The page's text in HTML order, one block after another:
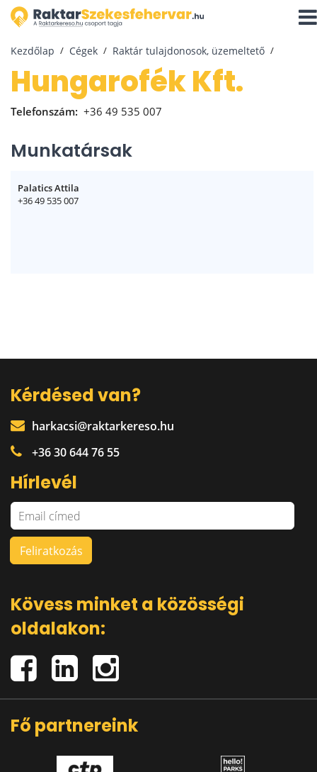
Kezdőlap Cégek Raktár tulajdonosok, üzemeltető
Hungarofék Kft.
Telefonszám: +36 49 535 007
Munkatársak
Palatics Attila
+36 49 535 007
Kérdésed van?
harkacsi@raktarkereso.hu
+36 30 644 76 55
Hírlevél
Kövess minket a közösségi
oldalakon:
Fő partnereink